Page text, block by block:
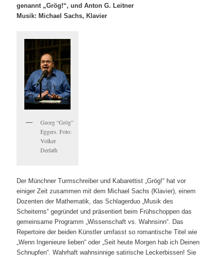
genannt „Grög!“, und Anton G. Leitner
Musik: Michael Sachs, Klavier
Georg “Grög”
Eggers. Foto:
Volker
Derlath
Der Münchner Turmschreiber und Kabarettist „Grög!“ hat vor
einiger Zeit zusammen mit dem Michael Sachs (Klavier), einem
Dozenten der Mathematik, das Schlagerduo „Musik des
Scheiterns“ gegründet und präsentiert beim Frühschoppen das
gemeinsame Programm „Wissenschaft vs. Wahnsinn“. Das
Repertoire der beiden Künstler umfasst so romantische Titel wie
„Wenn Ingenieure lieben“ oder „Seit heute Morgen hab ich Deinen
Schnupfen“. Wahrhaft wahnsinnige satirische Leckerbissen! Sie